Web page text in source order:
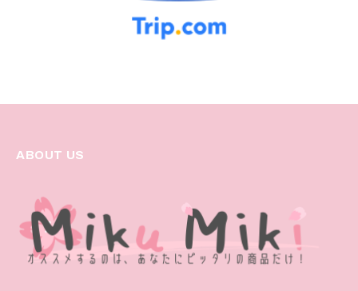
ABOUT US